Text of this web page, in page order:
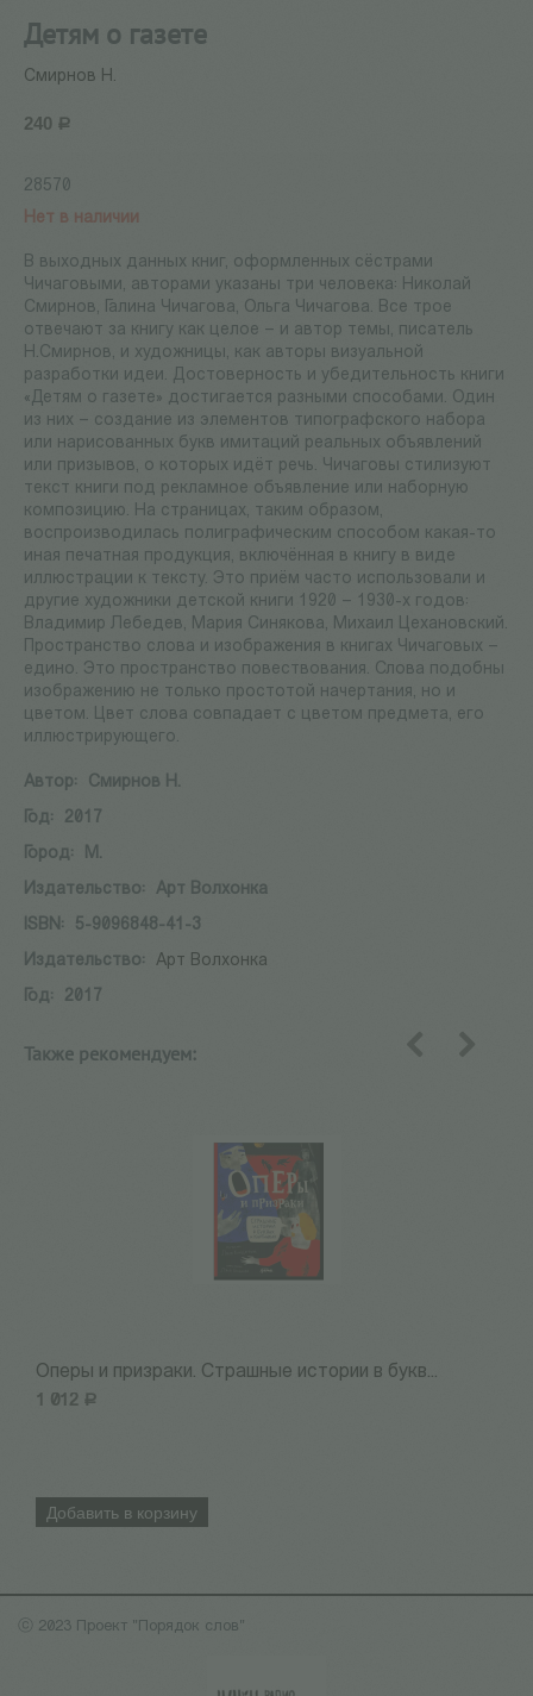
Детям о газете
Смирнов Н.
240 Р
28570
Нет в наличии
В выходных данных книг, оформленных сёстрами
Чичаговыми, авторами указаны три человека: Николай
Смирнов, Галина Чичагова, Ольга Чичагова. Все трое
отвечают за книгу как целое – и автор темы, писатель
Н.Смирнов, и художницы, как авторы визуальной
разработки идеи. Достоверность и убедительность книги
«Детям о газете» достигается разными способами. Один
из них – создание из элементов типографского набора
или нарисованных букв имитаций реальных объявлений
или призывов, о которых идёт речь. Чичаговы стилизуют
текст книги под рекламное объявление или наборную
композицию. На страницах, таким образом,
воспроизводилась полиграфическим способом какая-то
иная печатная продукция, включённая в книгу в виде
иллюстрации к тексту. Это приём часто использовали и
другие художники детской книги 1920 – 1930-х годов:
Владимир Лебедев, Мария Синякова, Михаил Цехановский.
Пространство слова и изображения в книгах Чичаговых –
едино. Это пространство повествования. Слова подобны
изображению не только простотой начертания, но и
цветом. Цвет слова совпадает с цветом предмета, его
иллюстрирующего.
Автор:
Смирнов Н.
Год:
2017
Город:
М.
Издательство:
Арт Волхонка
ISBN:
5-9096848-41-3
Издательство:
Арт Волхонка
Год:
2017
Также рекомендуем:
Оперы и призраки. Страшные истории в букв...
1 012 Р
Добавить в корзину
ⓒ 2023 Проект "Порядок слов"